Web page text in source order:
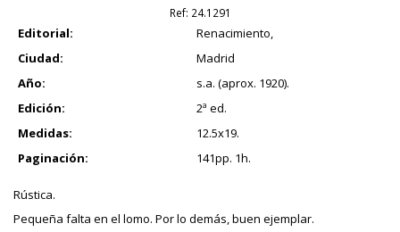
Ref: 24.1291
Editorial:
Renacimiento,
Ciudad:
Madrid
Año:
s.a. (aprox. 1920).
Edición:
2ª ed.
Medidas:
12.5x19.
Paginación:
141pp. 1h.
Rústica.
Pequeña falta en el lomo. Por lo demás, buen ejemplar.